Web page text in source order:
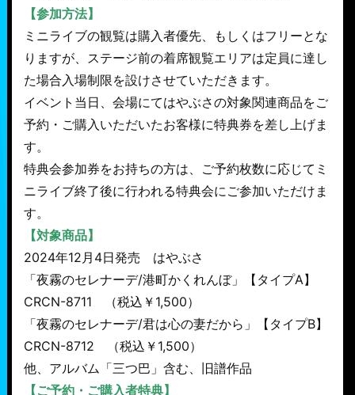
【参加方法】
ミニライブの観覧は購入者優先、もしくはフリーとな
りますが、ステージ前の着席観覧エリアは定員に達し
た場合入場制限を設けさせていただきます。
イベント当日、会場にてはやぶさの対象関連商品をご
予約・ご購入いただいたお客様に特典券を差し上げま
す。
特典会参加券をお持ちの方は、ご予約枚数に応じてミ
ニライブ終了後に行われる特典会にご参加いただけま
す。
【対象商品】
2024年12月4日発売 はやぶさ
「夜霧のセレナーデ/港町かくれんぼ」【タイプA】
CRCN-8711 （税込￥1,500）
「夜霧のセレナーデ/君は心の妻だから」【タイプB】
CRCN-8712 （税込￥1,500）
他、アルバム「三つ巴」含む、旧譜作品
【ご予約・ご購入者特典】